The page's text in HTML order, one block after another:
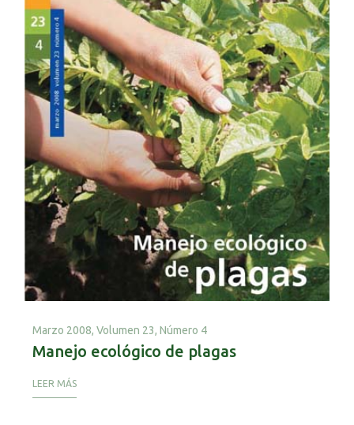
Marzo 2008, Volumen 23, Número 4
Manejo ecológico de plagas
LEER MÁS